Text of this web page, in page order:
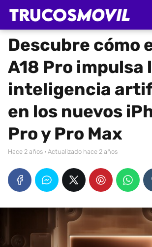
Descubre cómo
A18 Pro impulsa
inteligencia
en los nuevos
Pro y Pro Max
hace 2 años · Actualizado hace 2 años